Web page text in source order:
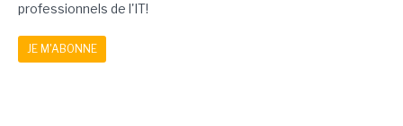
professionnels de l'IT!
JE M'ABONNE